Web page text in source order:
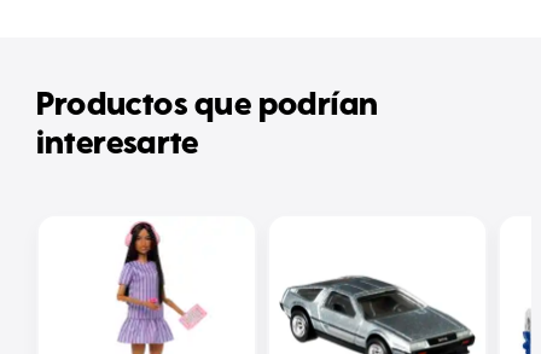
Productos que podrían
interesarte